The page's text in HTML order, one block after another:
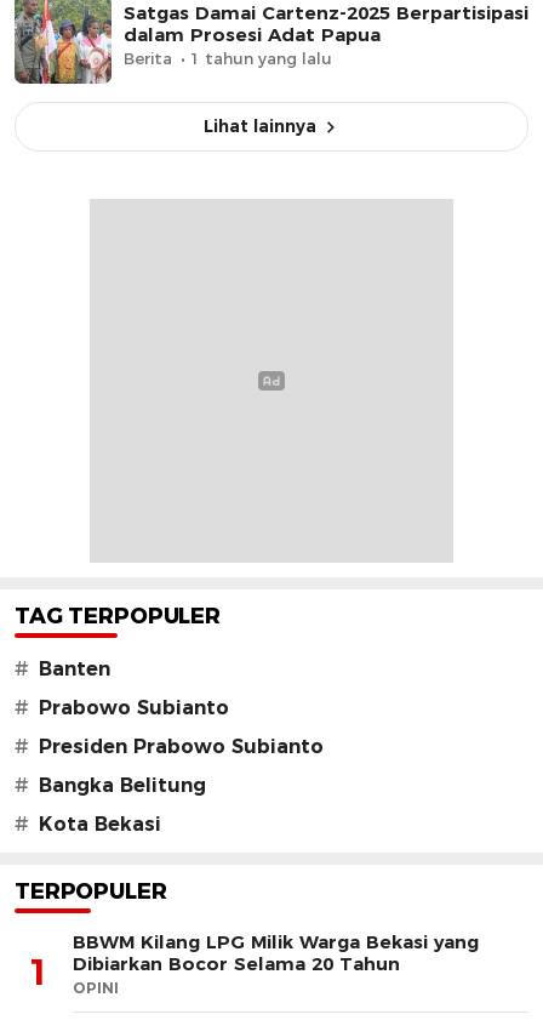
Satgas Damai Cartenz-2025 Berpartisipasi
dalam Prosesi Adat Papua
Berita 1 tahun yang lalu
Lihat lainnya
TAG TERPOPULER
# Banten
# Prabowo Subianto
# Presiden Prabowo Subianto
# Bangka Belitung
# Kota Bekasi
TERPOPULER
1
BBWM Kilang LPG Milik Warga Bekasi yang
Dibiarkan Bocor Selama 20 Tahun
OPINI